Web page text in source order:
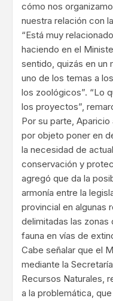
cómo nos
nuestra relación con
“Está muy
haciendo en el
sentido, quizás en un
uno de los temas a
los zoológicos”. “Lo
los proyectos”,
Por su parte,
por objeto poner en
la necesidad de
conservación y
agregó que da la
armonía entre la
provincial en algunas
delimitadas las
fauna en vías de
Cabe señalar que el
mediante la
Recursos Naturales,
a la problemática,